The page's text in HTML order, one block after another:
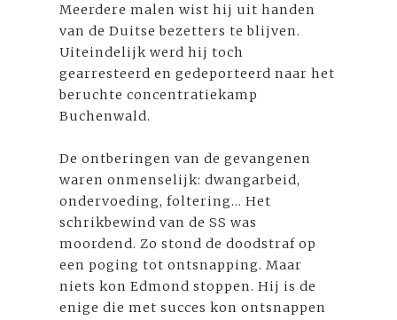
Meerdere malen wist hij uit handen
van de Duitse bezetters te blijven.
Uiteindelijk werd hij toch
gearresteerd en gedeporteerd naar het
beruchte concentratiekamp
Buchenwald.
De ontberingen van de gevangenen
waren onmenselijk: dwangarbeid,
ondervoeding, foltering... Het
schrikbewind van de SS was
moordend. Zo stond de doodstraf op
een poging tot ontsnapping. Maar
niets kon Edmond stoppen. Hij is de
enige die met succes kon ontsnappen